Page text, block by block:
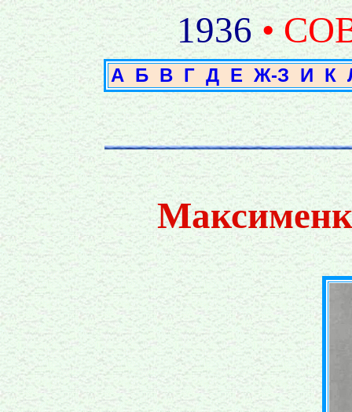
1936 •
А Б В Г Д Е Ж-З И К